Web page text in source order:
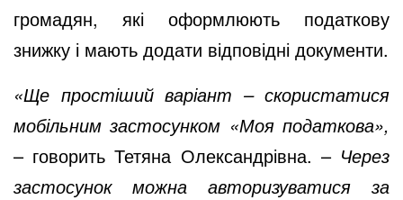
громадян, які оформлюють податкову
знижку і мають додати відповідні документи.
«Ще простіший варіант – скористатися
мобільним застосунком «Моя податкова»,
– говорить Тетяна Олександрівна. – Через
застосунок можна авторизуватися за